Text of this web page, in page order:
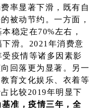
率显著下滑，既有自
被动节约。一方面，
稳定在70%左右，
滑。2021年消费意
疫情等诸多因素影
回落更为显著。另一
育文化娱乐、衣着等
比较2019年明显下
准，疫情三年，全